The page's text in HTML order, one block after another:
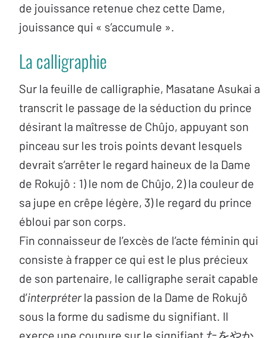
de jouissance retenue chez cette Dame,
jouissance qui « s’accumule ».
La calligraphie
Sur la feuille de calligraphie, Masatane Asukai a
transcrit le passage de la séduction du prince
désirant la maîtresse de Chûjo, appuyant son
pinceau sur les trois points devant lesquels
devrait s’arrêter le regard haineux de la Dame
de Rokujô : 1) le nom de Chûjo, 2) la couleur de
sa jupe en crêpe légère, 3) le regard du prince
ébloui par son corps.
Fin connaisseur de l’excès de l’acte féminin qui
consiste à frapper ce qui est le plus précieux
de son partenaire, le calligraphe serait capable
d’interpréterla passion de la Dame de Rokujô
sous la forme du sadisme du signifiant. Il
exerce une coupure sur le signifiant たをやか